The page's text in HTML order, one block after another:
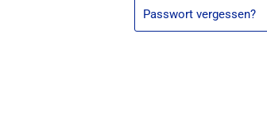
Passwort vergessen?